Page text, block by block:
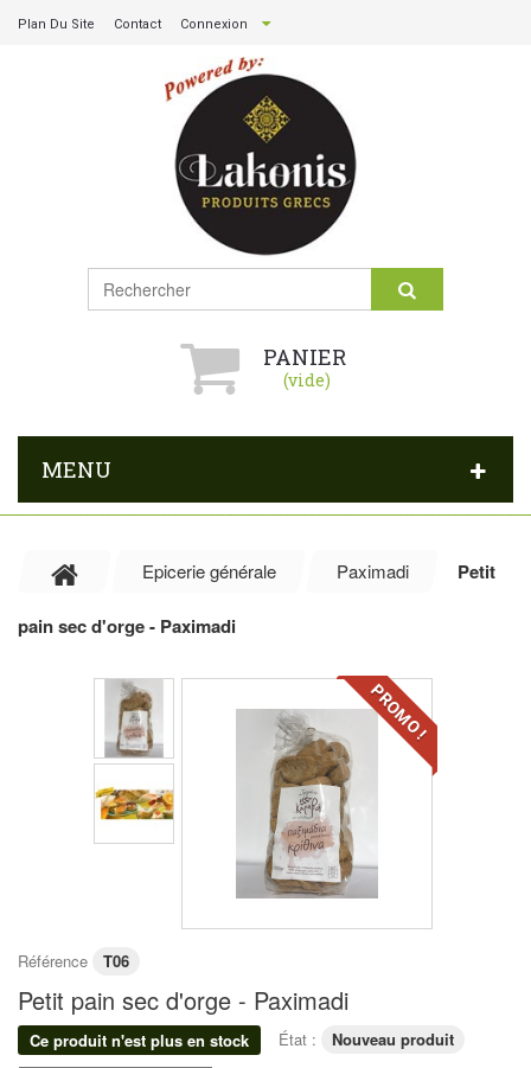
Contact
Plan Du Site Connexion
PANIER
(vide)
MENU
Epicerie générale Paximadi Petit
pain sec d'orge - Paximadi
PROMO !
Référence T06
Petit pain sec d'orge - Paximadi
Ce produit n'est plus en stock État : Nouveau produit